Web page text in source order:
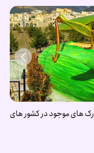
های موجود در کشور های
دایناسور ها و حیوانات